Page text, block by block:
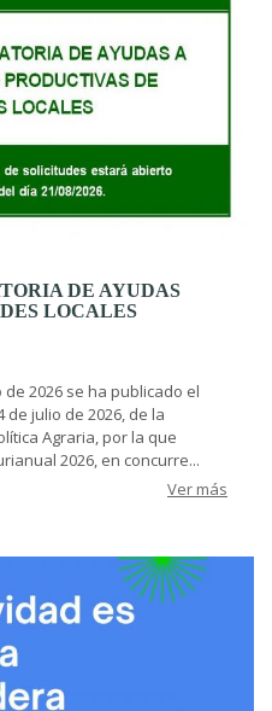
DE AYUDAS
LOCALES
de 2026 se ha publicado el
de julio de 2026, de la
Agraria, por la que
2026, en concurre...
Ver más